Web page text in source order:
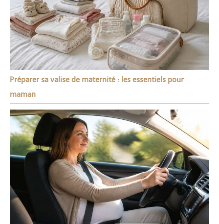
Préparer sa valise de maternité : les essentiels pour
maman